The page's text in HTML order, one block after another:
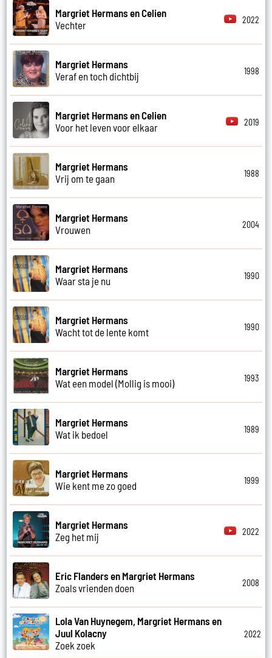
Margriet Hermans en Celien
Vechter
2022
Margriet Hermans
Veraf en toch dichtbij
1998
Margriet Hermans en Celien
Voor het leven voor elkaar
2019
Margriet Hermans
Vrij om te gaan
1988
Margriet Hermans
Vrouwen
2004
Margriet Hermans
Waar sta je nu
1990
Margriet Hermans
Wacht tot de lente komt
1990
Margriet Hermans
Wat een model (Mollig is mooi)
1993
Margriet Hermans
Wat ik bedoel
1989
Margriet Hermans
Wie kent me zo goed
1999
Margriet Hermans
Zeg het mij
2022
Eric Flanders en Margriet Hermans
Zoals vrienden doen
2008
Lola Van Huynegem, Margriet Hermans en
Juul Kolacny
Zoek zoek
2022